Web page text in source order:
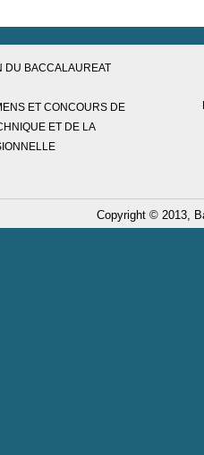
DU BACCALAUREAT
ET CONCOURS DE
ET DE LA
Copyright © 2013,